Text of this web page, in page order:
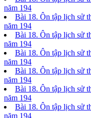
năm 194
Bài 18. Ôn tập lịch sử
năm 194
Bài 18. Ôn tập lịch sử
năm 194
Bài 18. Ôn tập lịch sử
năm 194
Bài 18. Ôn tập lịch sử
năm 194
Bài 18. Ôn tập lịch sử
năm 194
Bài 18. Ôn tập lịch sử
năm 194